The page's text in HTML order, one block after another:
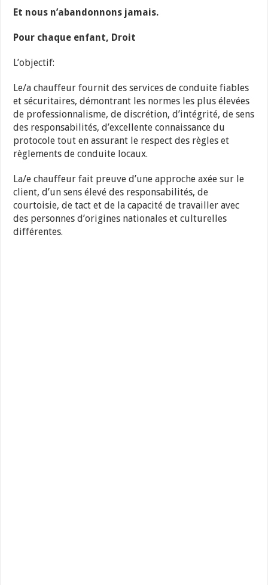
Et nous n’abandonnons jamais.
Pour chaque enfant, Droit
L’objectif:
Le/a chauffeur fournit des services de conduite fiables
et sécuritaires, démontrant les normes les plus élevées
de professionnalisme, de discrétion, d’intégrité, de sens
des responsabilités, d’excellente connaissance du
protocole tout en assurant le respect des règles et
règlements de conduite locaux.
La/e chauffeur fait preuve d’une approche axée sur le
client, d’un sens élevé des responsabilités, de
courtoisie, de tact et de la capacité de travailler avec
des personnes d’origines nationales et culturelles
différentes.